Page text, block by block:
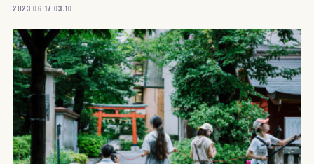
2023.06.17 03:10